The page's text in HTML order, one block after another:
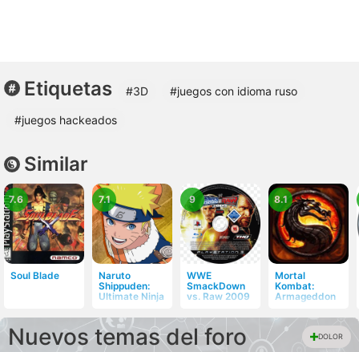
Etiquetas #3D #juegos con idioma ruso
#juegos hackeados
Similar
Soul Blade
7.6
Naruto
Shippuden:
Ultimate Ninja
7.1
WWE
SmackDown
vs. Raw 2009
9
Mortal
Kombat:
Armageddon
8.1
Nuevos temas del foro DOLOR